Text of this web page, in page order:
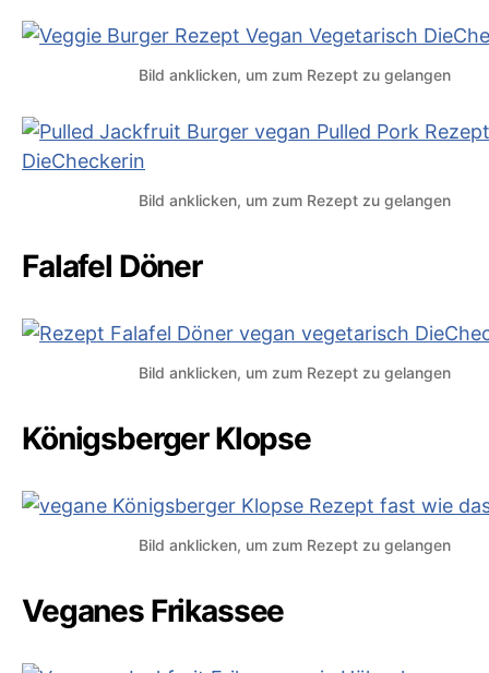
Bild anklicken, um zum Rezept zu gelangen
Bild anklicken, um zum Rezept zu gelangen
Falafel Döner
Bild anklicken, um zum Rezept zu gelangen
Königsberger Klopse
Bild anklicken, um zum Rezept zu gelangen
Veganes Frikassee